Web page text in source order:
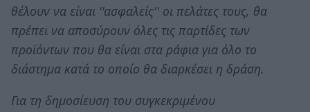
θέλουν να είναι ''ασφαλείς'' οι πελάτες τους, θα
πρέπει να αποσύρουν όλες τις παρτίδες των
προϊόντων που θα είναι στα ράφια για όλο το
διάστημα κατά το οποίο θα διαρκέσει η δράση.
Για τη δημοσίευση του συγκεκριμένου